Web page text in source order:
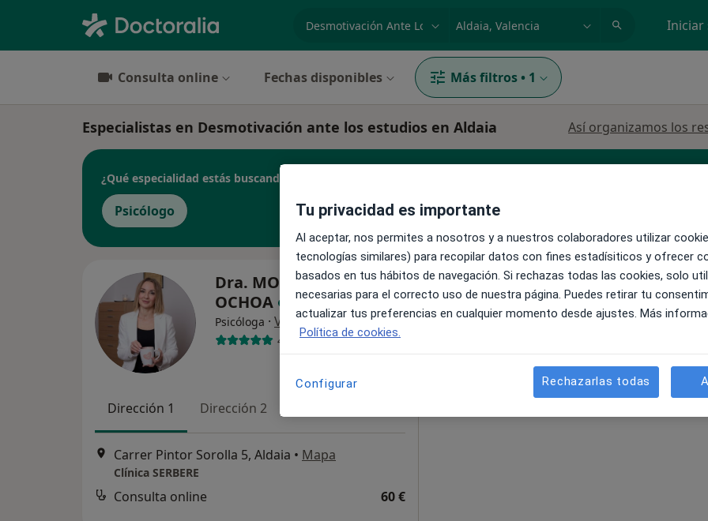
especialidad, enfermedad o nombre Iniciar
Consulta online Fechas disponibles Más filtros • 1
Especialistas en Desmotivación ante los estudios en Aldaia Así organizamos los
¿Qué especialidad estás buscando?
Psicólogo
Dra. MONSERRAT RIBAS
OCHOA
Psicóloga · Ver más
47 opiniones
Dirección 1 Dirección 2
Carrer Pintor Sorolla 5, Aldaia • Mapa
Clínica SERBERE
Consulta online 60 €
La reserva de cita online no está
Pedir una cita
Tu privacidad es importante
Al aceptar, nos permites a nosotros y a nuestros colaboradores utilizar
tecnologías similares) para recopilar datos con fines estadísiticos y ofrecer
basados en tus hábitos de navegación. Si rechazas todas las cookies, solo
necesarias para el correcto uso de nuestra página. Puedes retirar tu
actualizar tus preferencias en cualquier momento desde ajustes. Más
Política de cookies.
Configurar Rechazarlas todas